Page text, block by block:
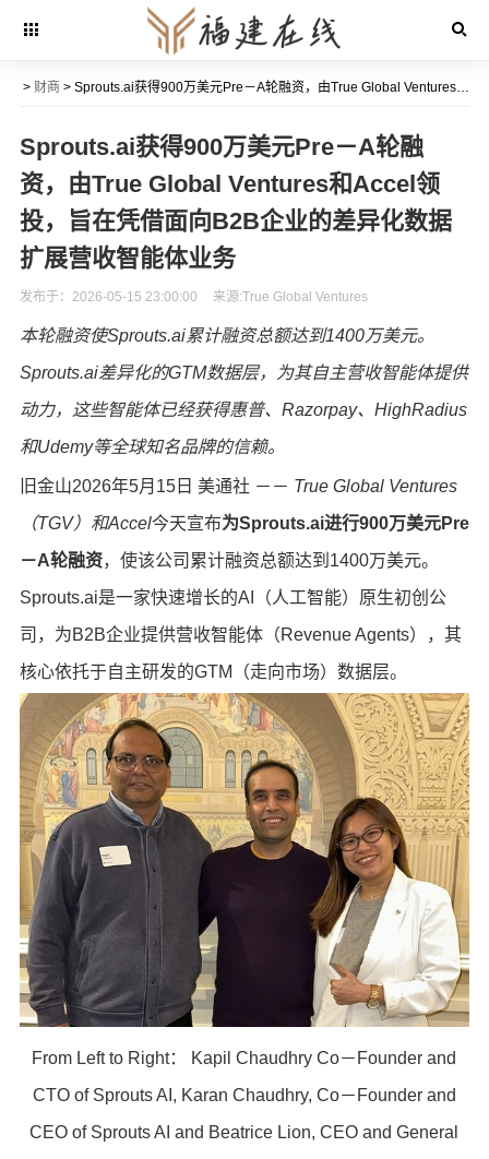
> 财商 > Sprouts.ai获得900万美元Pre－A轮融资，由True Global Ventures和Accel领投，旨在凭借面向B2B企业的差异化数据扩展营收智能体业务
Sprouts.ai获得900万美元Pre－A轮融
资，由True Global Ventures和Accel领
投，旨在凭借面向B2B企业的差异化数据
扩展营收智能体业务
发布于：2026-05-15 23:00:00 来源:True Global Ventures
本轮融资使Sprouts.ai累计融资总额达到1400万美元。
Sprouts.ai差异化的GTM数据层，为其自主营收智能体提供
动力，这些智能体已经获得惠普、Razorpay、HighRadius
和Udemy等全球知名品牌的信赖。
旧金山2026年5月15日 美通社 －－ True Global Ventures
（TGV）和Accel今天宣布为Sprouts.ai进行900万美元Pre
－A轮融资，使该公司累计融资总额达到1400万美元。
Sprouts.ai是一家快速增长的AI（人工智能）原生初创公
司，为B2B企业提供营收智能体（Revenue Agents），其
核心依托于自主研发的GTM（走向市场）数据层。
From Left to Right： Kapil Chaudhry Co－Founder and
CTO of Sprouts AI, Karan Chaudhry, Co－Founder and
CEO of Sprouts AI and Beatrice Lion, CEO and General